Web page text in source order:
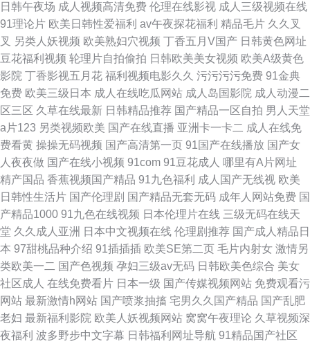
日韩午夜场 成人视频高清免费 伦理在线影视 成人三级视频在线
91理论片 欧美日韩性爱福利 av午夜探花福利 精品毛片 久久叉
叉 另类人妖视频 欧美熟妇穴视频 丁香五月V国产 日韩黄色网址
豆花福利视频 轮理片自拍偷拍 日韩欧美美女视频 欧美A级黄色
影院 丁香影视五月花 福利视频电影久久 污污污污免费 91金典
免费 欧美三级日本 成人在线吃瓜网站 成人岛国影院 成人动漫二
区三区 久草在线最新 日韩精品推荐 国产精品一区自拍 男人天堂
a片123 另类视频欧美 国产在线直播 亚洲卡一卡二 成人在线免
费看黄 操操无码视频 国产高清第一页 91国产在线播放 国产女
人夜夜做 国产在线小视频 91com 91豆花成人 哪里有A片网址
精产国品 香蕉视频国产精品 91九色福利 成人国产无线视 欧美
日韩性生活片 国产伦理剧 国产精品无套无码 成年人网站免费 国
产精品1000 91九色在线视频 日本伦理片在线 三级无码在线天
堂 久久成人亚洲 日本中文视频在线 伦理剧推荐 国产成人精品日
本 97甜桃品种介绍 91插插插 欧美SE第二页 毛片内射女 激情另
类欧美一二 国产色视频 孕妇三级av无码 日韩欧美色综合 美女
社区成人 在线免费看片 日本一级 国产传媒视频网站 免费观看污
网站 最新激情h网站 国产喷浆抽搐 宅男久久国产精品 国产乱肥
老妇 最新福利影院 欧美人妖视频网站 窝窝午夜理论 久草视频深
夜福利 波多野步中文字幕 日韩福利网址导航 91精品国产社区